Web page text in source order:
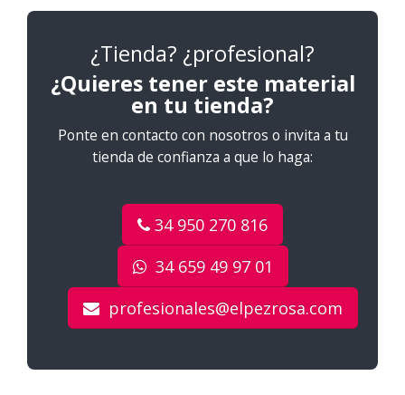
¿Tienda? ¿profesional?
¿Quieres tener este material
en tu tienda?
Ponte en contacto con nosotros o invita a tu
tienda de confianza a que lo haga:
34 950 270 816
34 659 49 97 01
profesionales@elpezrosa.com